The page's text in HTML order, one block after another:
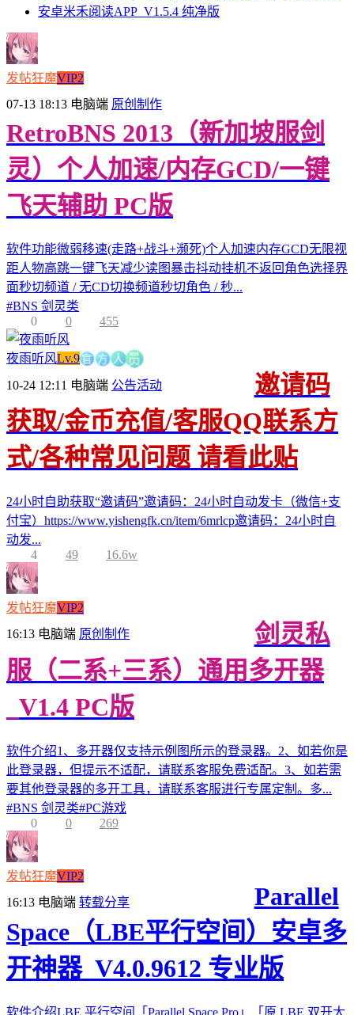
安卓米禾阅读APP_V1.5.4 纯净版
发帖狂魔VIP2
07-13 18:13 电脑端 原创制作
RetroBNS 2013（新加坡服剑
灵）个人加速/内存GCD/一键
飞天辅助 PC版
软件功能微弱移速(走路+战斗+濒死)个人加速内存GCD无限视
距人物高跳一键飞天减少读图暴击抖动挂机不返回角色选择界
面秒切频道 / 无CD切换频道秒切角色 / 秒...
#BNS 剑灵类
0
0 455
夜雨听风Lv.9官方人 员
10-24 12:11 电脑端 公告活动
邀请码
获取/金币充值/客服QQ联系方
式/各种常见问题 请看此贴
24小时自助获取“邀请码”邀请码：24小时自动发卡（微信+支
付宝）https://www.yishengfk.cn/item/6mrlcp邀请码：24小时自
动发...
4
49 16.6w
发帖狂魔VIP2
16:13 电脑端 原创制作
剑灵私
服（二系+三系）通用多开器
_V1.4 PC版
软件介绍1、多开器仅支持示例图所示的登录器。2、如若你是
此登录器，但提示不适配，请联系客服免费适配。3、如若需
要其他登录器的多开工具，请联系客服进行专属定制。多...
#BNS 剑灵类#PC游戏
0
0 269
发帖狂魔VIP2
16:13 电脑端 转载分享
Parallel
Space（LBE平行空间）安卓多
开神器_V4.0.9612 专业版
软件介绍LBE 平行空间「Parallel Space Pro」「原 LBE 双开大